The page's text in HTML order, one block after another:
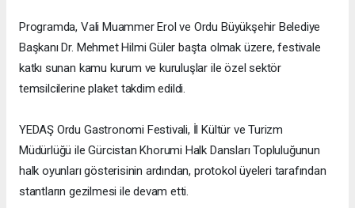
Programda, Vali Muammer Erol ve Ordu Büyükşehir Belediye
Başkanı Dr. Mehmet Hilmi Güler başta olmak üzere, festivale
katkı sunan kamu kurum ve kuruluşlar ile özel sektör
temsilcilerine plaket takdim edildi.
YEDAŞ Ordu Gastronomi Festivali, İl Kültür ve Turizm
Müdürlüğü ile Gürcistan Khorumi Halk Dansları Topluluğunun
halk oyunları gösterisinin ardından, protokol üyeleri tarafından
stantların gezilmesi ile devam etti.